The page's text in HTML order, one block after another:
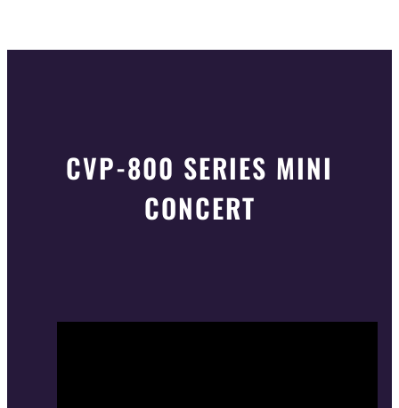
CVP-800 SERIES MINI
CONCERT